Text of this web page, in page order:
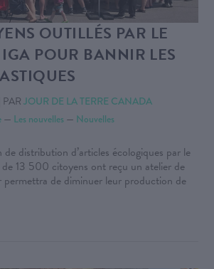
OUTILLÉS PAR LE
POUR BANNIR LES
PAR JOUR DE LA TERRE CANADA
— Les nouvelles — Nouvelles
distribution d’articles écologiques par le
13 500 citoyens ont reçu un atelier de
permettra de diminuer leur production de